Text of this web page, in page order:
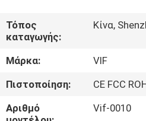
ΠΕΡΊΠΟΥ
ΕΜΕΊΣ
ΓΎΡΟΣ
ΕΡΓΟΣΤΑΣΊΩΝ
Τόπος
καταγωγής:
Κίνα,
Μάρκα:
VIF
Πιστοποίηση:
CE FCC
Αριθμό
Vif-0010